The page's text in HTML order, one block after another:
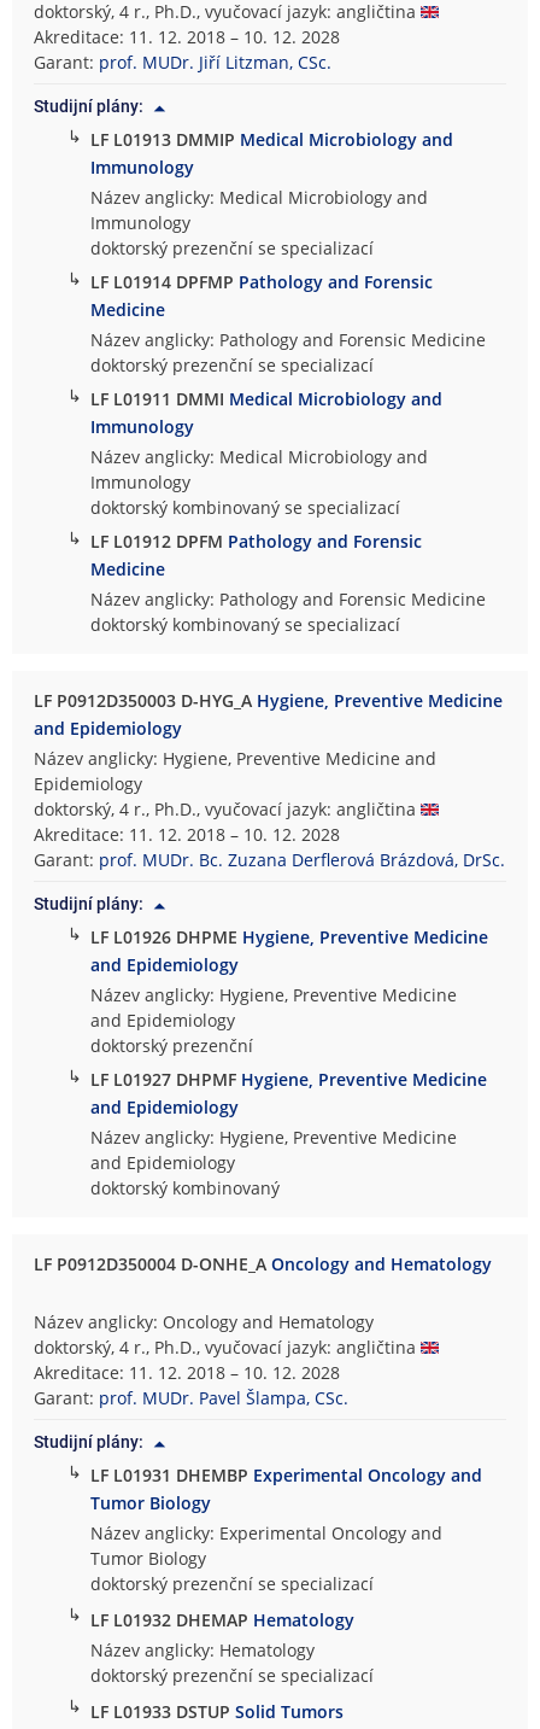
doktorský, 4 r., Ph.D., vyučovací jazyk: angličtina
Akreditace: 11. 12. 2018 – 10. 12. 2028
Garant: prof. MUDr. Jiří Litzman, CSc.
Studijní plány:
↳ LF L01913 DMMIP Medical Microbiology and
Immunology
Název anglicky: Medical Microbiology and
Immunology
doktorský prezenční se specializací
↳ LF L01914 DPFMP Pathology and Forensic
Medicine
Název anglicky: Pathology and Forensic Medicine
doktorský prezenční se specializací
↳ LF L01911 DMMI Medical Microbiology and
Immunology
Název anglicky: Medical Microbiology and
Immunology
doktorský kombinovaný se specializací
↳ LF L01912 DPFM Pathology and Forensic
Medicine
Název anglicky: Pathology and Forensic Medicine
doktorský kombinovaný se specializací
LF P0912D350003 D-HYG_A Hygiene, Preventive Medicine
and Epidemiology
Název anglicky: Hygiene, Preventive Medicine and
Epidemiology
doktorský, 4 r., Ph.D., vyučovací jazyk: angličtina
Akreditace: 11. 12. 2018 – 10. 12. 2028
Garant: prof. MUDr. Bc. Zuzana Derflerová Brázdová, DrSc.
Studijní plány:
↳ LF L01926 DHPME Hygiene, Preventive Medicine
and Epidemiology
Název anglicky: Hygiene, Preventive Medicine
and Epidemiology
doktorský prezenční
↳ LF L01927 DHPMF Hygiene, Preventive Medicine
and Epidemiology
Název anglicky: Hygiene, Preventive Medicine
and Epidemiology
doktorský kombinovaný
LF P0912D350004 D-ONHE_AOncology and Hematology
Název anglicky: Oncology and Hematology
doktorský, 4 r., Ph.D., vyučovací jazyk: angličtina
Akreditace: 11. 12. 2018 – 10. 12. 2028
Garant: prof. MUDr. Pavel Šlampa, CSc.
Studijní plány:
↳ LF L01931 DHEMBP Experimental Oncology and
Tumor Biology
Název anglicky: Experimental Oncology and
Tumor Biology
doktorský prezenční se specializací
↳ LF L01932 DHEMAP Hematology
Název anglicky: Hematology
doktorský prezenční se specializací
↳ LF L01933 DSTUPSolid Tumors